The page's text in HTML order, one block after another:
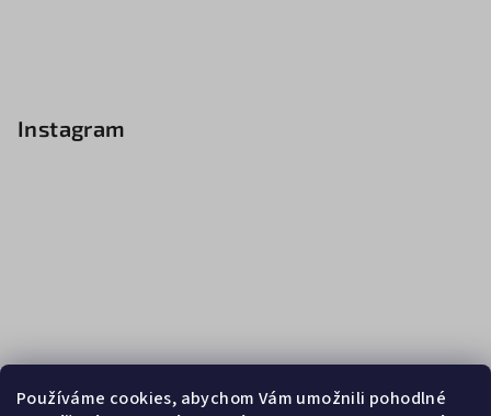
Používáme cookies, abychom Vám umožnili pohodlné
Instagram